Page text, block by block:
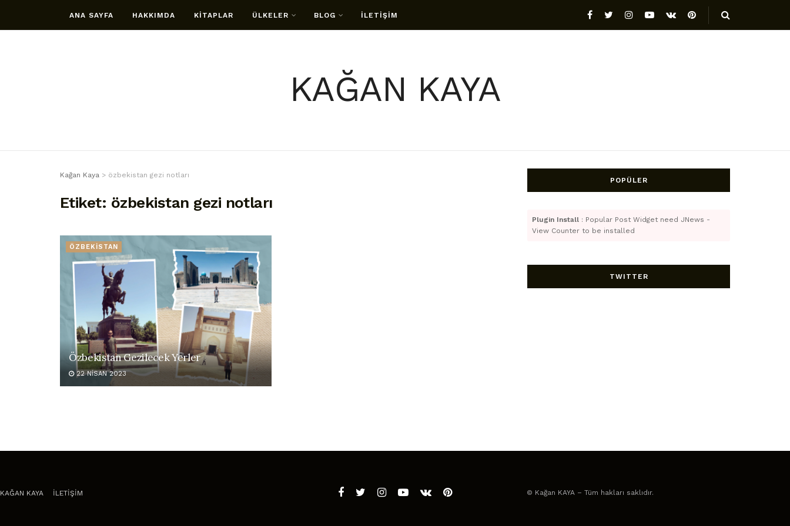
ANA SAYFA HAKKIMDA KİTAPLAR ÜLKELER BLOG İLETİŞİM
KAĞAN KAYA
Kağan Kaya > özbekistan gezi notları
Etiket: özbekistan gezi notları
ÖZBEKİSTAN
Özbekistan Gezilecek Yerler
22 NISAN 2023
POPÜLER
Plugin Install : Popular Post Widget need JNews -
View Counter to be installed
TWITTER
KAĞAN KAYA İLETİŞİM © Kağan KAYA – Tüm hakları saklıdır.